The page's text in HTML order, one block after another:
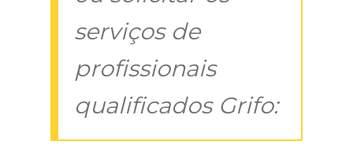
serviços de
profissionais
qualificados Grifo: